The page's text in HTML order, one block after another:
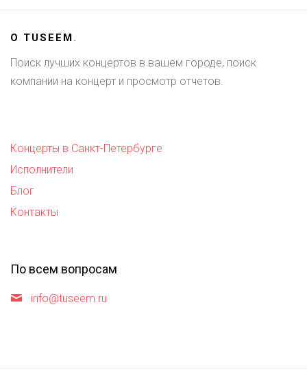
О TUSEEM.
Поиск лучших концертов в вашем городе, поиск
компании на концерт и просмотр отчетов.
Концерты в Санкт-Петербурге
Исполнители
Блог
Контакты
По всем вопросам
info@tuseem.ru